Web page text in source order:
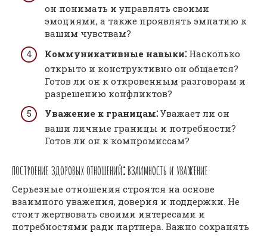
он понимать и управлять своими
эмоциями, а также проявлять эмпатию к
вашим чувствам?
Коммуникативные навыки⁚ Насколько
открыто и конструктивно он общается?
Готов ли он к откровенным разговорам и
разрешению конфликтов?
Уважение к границам⁚ Уважает ли он
ваши личные границы и потребности?
Готов ли он к компромиссам?
ПОСТРОЕНИЕ ЗДОРОВЫХ ОТНОШЕНИЙ⁚ ВЗАИМНОСТЬ И УВАЖЕНИЕ
Серьезные отношения строятся на основе
взаимного уважения, доверия и поддержки. Не
стоит жертвовать своими интересами и
потребностями ради партнера. Важно сохранять